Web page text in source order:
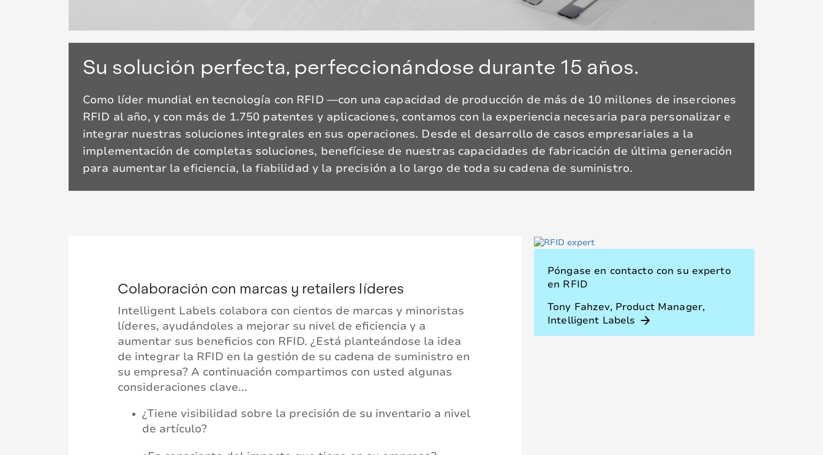
Su solución perfecta, perfeccionándose durante 15 años.
Como líder mundial en tecnología con RFID —con una capacidad de producción de más de 10 millones de inserciones
RFID al año, y con más de 1.750 patentes y aplicaciones, contamos con la experiencia necesaria para personalizar e
integrar nuestras soluciones integrales en sus operaciones. Desde el desarrollo de casos empresariales a la
implementación de completas soluciones, benefíciese de nuestras capacidades de fabricación de última generación
para aumentar la eficiencia, la fiabilidad y la precisión a lo largo de toda su cadena de suministro.
Colaboración con marcas y retailers líderes
Intelligent Labels colabora con cientos de marcas y minoristas
líderes, ayudándoles a mejorar su nivel de eficiencia y a
aumentar sus beneficios con RFID. ¿Está planteándose la idea
de integrar la RFID en la gestión de su cadena de suministro en
su empresa? A continuación compartimos con usted algunas
consideraciones clave...
¿Tiene visibilidad sobre la precisión de su inventario a nivel
de artículo?
Póngase en contacto con su experto
en RFID
Tony Fahzev, Product Manager,
Intelligent Labels arrow_forward